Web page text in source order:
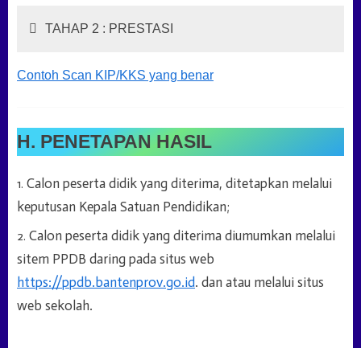
TAHAP 2 : PRESTASI
Contoh Scan KIP/KKS yang benar
H. PENETAPAN HASIL
Calon peserta didik yang diterima, ditetapkan melalui
keputusan Kepala Satuan Pendidikan;
Calon peserta didik yang diterima diumumkan melalui
sitem PPDB daring pada situs web
https://ppdb.bantenprov.go.id. dan atau melalui situs
web sekolah.